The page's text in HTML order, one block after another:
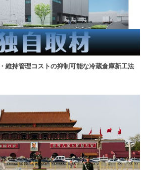
維持管理コストの抑制可能な冷蔵倉庫新工法